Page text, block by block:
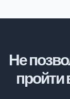
Не
пройти